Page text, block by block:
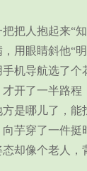
把人抱起来“
用眼睛斜他“
机导航选了
开了一半路程
是哪儿了，能
芋穿了一件挺
却像个老人，